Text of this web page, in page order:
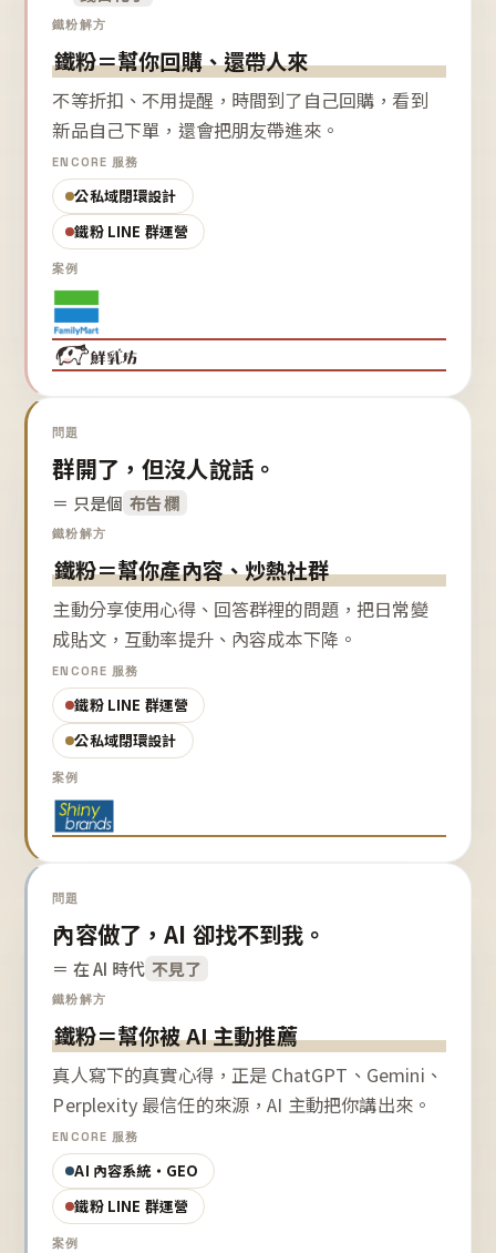
鐵粉解方
鐵粉＝幫你回購、還帶人來
不等折扣、不用提醒，時間到了自己回購，看到
新品自己下單，還會把朋友帶進來。
ENCORE 服務
公私域閉環設計
鐵粉 LINE 群運營
案例
問題
群開了，但沒人說話。
＝ 只是個 布告欄
鐵粉解方
鐵粉＝幫你產內容、炒熱社群
主動分享使用心得、回答群裡的問題，把日常變
成貼文，互動率提升、內容成本下降。
ENCORE 服務
鐵粉 LINE 群運營
公私域閉環設計
案例
問題
內容做了，AI 卻找不到我。
＝ 在 AI 時代 不見了
鐵粉解方
鐵粉＝幫你被 AI 主動推薦
真人寫下的真實心得，正是 ChatGPT、Gemini、
Perplexity 最信任的來源，AI 主動把你講出來。
ENCORE 服務
AI 內容系統・GEO
鐵粉 LINE 群運營
案例